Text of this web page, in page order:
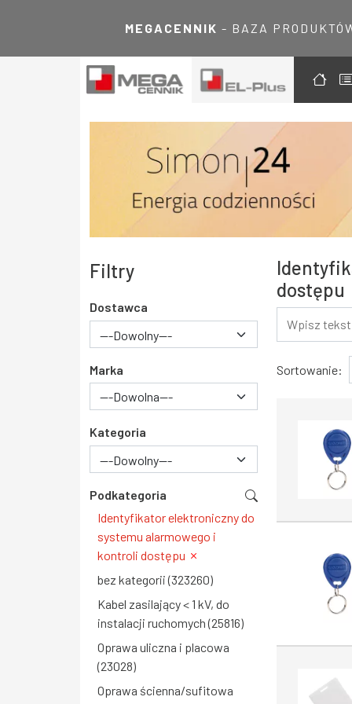
MEGACENNIK - BAZA
Filtry
Dostawca
---Dowolny---
Marka
Kategoria
---Dowolny---
Podkategoria
Identyfikator elektroniczny do
systemu alarmowego i
kontroli dostępu
bez kategorii (323260)
Kabel zasilający < 1 kV, do
instalacji ruchomych (25816)
Oprawa uliczna i placowa
(23028)
Oprawa ścienna/sufitowa
dostępu
Wyniki
Sortowanie: